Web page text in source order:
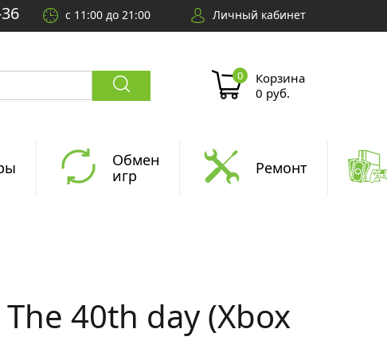
с 11:00 до 21:00 Личный кабинет
Корзина
0 руб.
Обмен
игр
Ремонт
40th day (Xbox